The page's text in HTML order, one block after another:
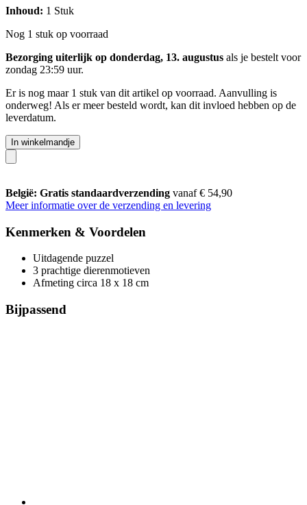
Inhoud: 1 Stuk
Nog 1 stuk op voorraad
Bezorging uiterlijk op donderdag, 13. augustus als je bestelt voor
zondag 23:59 uur.
Er is nog maar 1 stuk van dit artikel op voorraad. Aanvulling is
onderweg! Als er meer besteld wordt, kan dit invloed hebben op de
leverdatum.
In winkelmandje
België: Gratis standaardverzending vanaf € 54,90
Meer informatie over de verzending en levering
Kenmerken & Voordelen
Uitdagende puzzel
3 prachtige dierenmotieven
Afmeting circa 18 x 18 cm
Bijpassend